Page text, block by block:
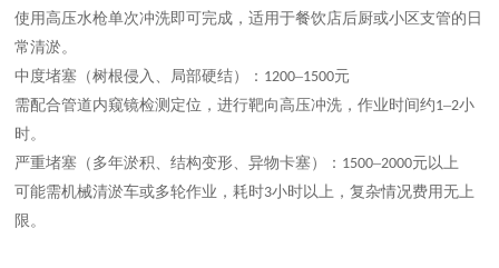
使用高压水枪单次冲洗即可完成，适用于餐饮店后厨或小区支管的日
常清淤。
中度堵塞 ‌（树根侵入、局部硬结）：‌ 1200–1500元‌
需配合管道内窥镜检测定位，进行靶向高压冲洗，作业时间约1–2小
时。
严重堵塞 ‌（多年淤积、结构变形、异物卡塞）：‌ 1500–2000元以上‌
可能需机械清淤车或多轮作业，耗时3小时以上，复杂情况费用无上
限。